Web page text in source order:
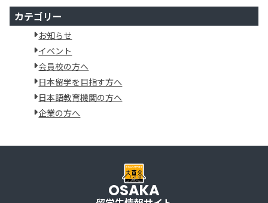
カテゴリー
お知らせ
イベント
会員校の方へ
日本留学を目指す方へ
日本語教育機関の方へ
企業の方へ
OSAKA